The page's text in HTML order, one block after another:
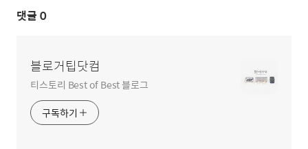
댓글 0
블로거팁닷컴
티스토리 Best of Best 블로그
구독하기